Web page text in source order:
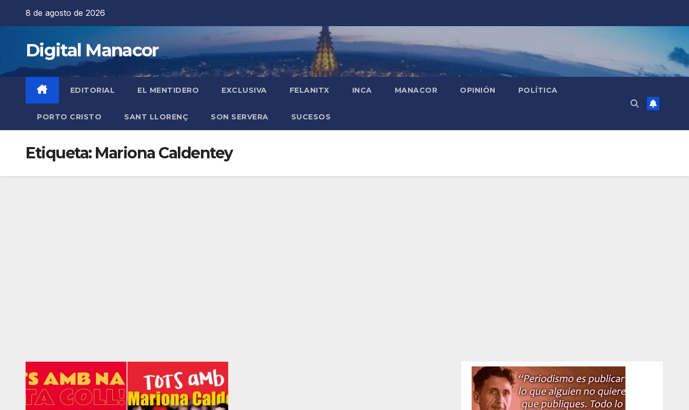
8 de agosto de 2026
Digital Manacor
EDITORIAL EL MENTIDERO EXCLUSIVA FELANITX INCA MANACOR OPINIÓN POLÍTICA
PORTO CRISTO SANT LLORENÇ SON SERVERA SUCESOS
Etiqueta: Mariona Caldentey